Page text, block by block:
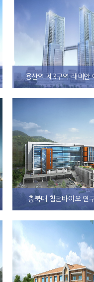
용산역 제3구역 래미안
충북대 첨단바이오 연